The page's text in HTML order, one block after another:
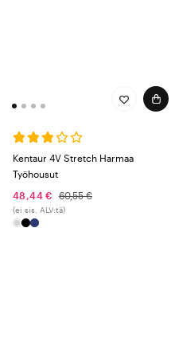
Kentaur 4V Stretch Harmaa
Työhousut
48,44 €
60,55 €
(ei sis. ALV:tä)